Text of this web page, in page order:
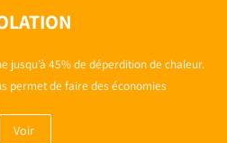
jusqu’à 45% de déperdition de chaleur.
permet de faire des économies
Voir